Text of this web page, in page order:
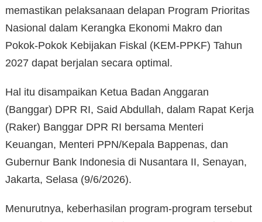
memastikan pelaksanaan delapan Program Prioritas
Nasional dalam Kerangka Ekonomi Makro dan
Pokok-Pokok Kebijakan Fiskal (KEM-PPKF) Tahun
2027 dapat berjalan secara optimal.
Hal itu disampaikan Ketua Badan Anggaran
(Banggar) DPR RI, Said Abdullah, dalam Rapat Kerja
(Raker) Banggar DPR RI bersama Menteri
Keuangan, Menteri PPN/Kepala Bappenas, dan
Gubernur Bank Indonesia di Nusantara II, Senayan,
Jakarta, Selasa (9/6/2026).
Menurutnya, keberhasilan program-program tersebut